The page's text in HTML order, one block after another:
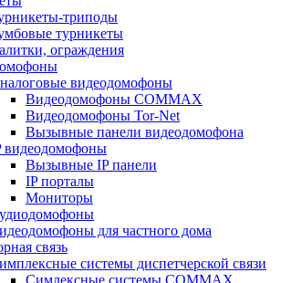
триподы
турникеты
ограждения
видеодомофоны
Видеодомофоны COMMAX
Видеодомофоны Tor-Net
Вызывные панели видеодомофона
видеодомофоны
Вызывные IP панели
IP порталы
Мониторы
для частного дома
связь
системы диспетчерской связи
Симлексные системы COMMAX